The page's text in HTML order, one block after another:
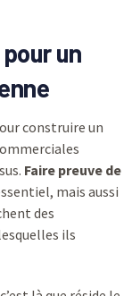
un
construire un
Faire preuve de
mais aussi
des
ils